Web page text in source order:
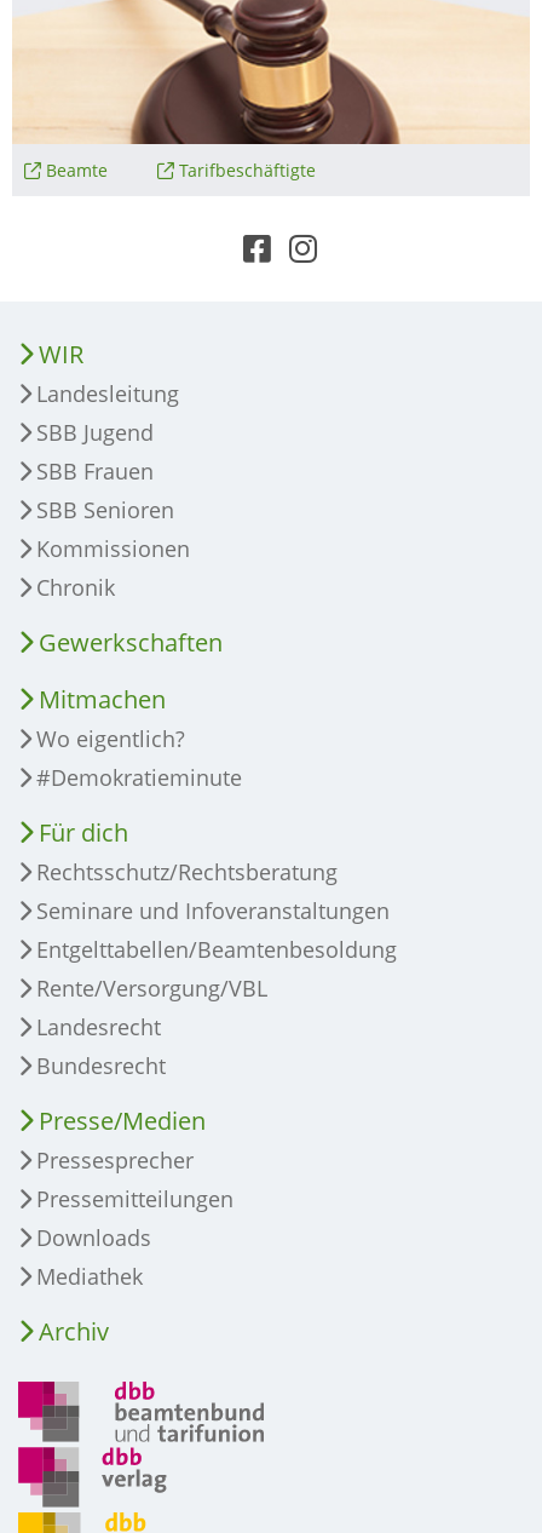
Beamte Tarifbeschäftigte
WIR
Landesleitung
SBB Jugend
SBB Frauen
SBB Senioren
Kommissionen
Chronik
Gewerkschaften
Mitmachen
Wo eigentlich?
#Demokratieminute
Für dich
Rechtsschutz/Rechtsberatung
Seminare und Infoveranstaltungen
Entgelttabellen/Beamtenbesoldung
Rente/Versorgung/VBL
Landesrecht
Bundesrecht
Presse/Medien
Pressesprecher
Pressemitteilungen
Downloads
Mediathek
Archiv